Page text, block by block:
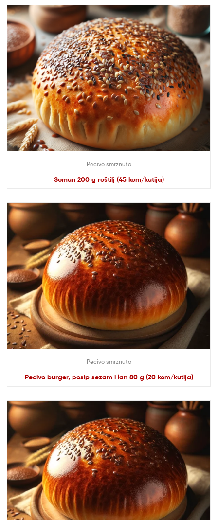
Pecivo smrznuto
Somun 200 g roštilj (45 kom/kutija)
Pecivo smrznuto
Pecivo burger, posip sezam i lan 80 g (20 kom/kutija)